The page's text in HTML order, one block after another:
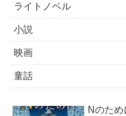
ライトノベル
小説
映画
童話
Nのた